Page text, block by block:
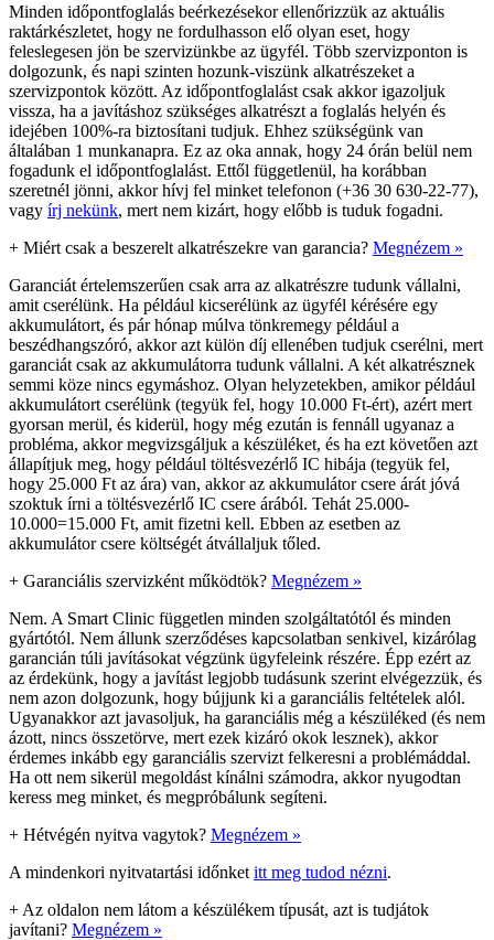
Minden időpontfoglalás beérkezésekor ellenőrizzük az aktuális
raktárkészletet, hogy ne fordulhasson elő olyan eset, hogy
feleslegesen jön be szervizünkbe az ügyfél. Több szervizponton is
dolgozunk, és napi szinten hozunk-viszünk alkatrészeket a
szervizpontok között. Az időpontfoglalást csak akkor igazoljuk
vissza, ha a javításhoz szükséges alkatrészt a foglalás helyén és
idejében 100%-ra biztosítani tudjuk. Ehhez szükségünk van
általában 1 munkanapra. Ez az oka annak, hogy 24 órán belül nem
fogadunk el időpontfoglalást. Ettől függetlenül, ha korábban
szeretnél jönni, akkor hívj fel minket telefonon (+36 30 630-22-77),
vagy írj nekünk, mert nem kizárt, hogy előbb is tuduk fogadni.
+ Miért csak a beszerelt alkatrészekre van garancia? Megnézem »
Garanciát értelemszerűen csak arra az alkatrészre tudunk vállalni,
amit cserélünk. Ha például kicserélünk az ügyfél kérésére egy
akkumulátort, és pár hónap múlva tönkremegy például a
beszédhangszóró, akkor azt külön díj ellenében tudjuk cserélni, mert
garanciát csak az akkumulátorra tudunk vállalni. A két alkatrésznek
semmi köze nincs egymáshoz. Olyan helyzetekben, amikor például
akkumulátort cserélünk (tegyük fel, hogy 10.000 Ft-ért), azért mert
gyorsan merül, és kiderül, hogy még ezután is fennáll ugyanaz a
probléma, akkor megvizsgáljuk a készüléket, és ha ezt követően azt
állapítjuk meg, hogy például töltésvezérlő IC hibája (tegyük fel,
hogy 25.000 Ft az ára) van, akkor az akkumulátor csere árát jóvá
szoktuk írni a töltésvezérlő IC csere árából. Tehát 25.000-
10.000=15.000 Ft, amit fizetni kell. Ebben az esetben az
akkumulátor csere költségét átvállaljuk tőled.
+ Garanciális szervizként működtök? Megnézem »
Nem. A Smart Clinic független minden szolgáltatótól és minden
gyártótól. Nem állunk szerződéses kapcsolatban senkivel, kizárólag
garancián túli javításokat végzünk ügyfeleink részére. Épp ezért az
az érdekünk, hogy a javítást legjobb tudásunk szerint elvégezzük, és
nem azon dolgozunk, hogy bújjunk ki a garanciális feltételek alól.
Ugyanakkor azt javasoljuk, ha garanciális még a készüléked (és nem
ázott, nincs összetörve, mert ezek kizáró okok lesznek), akkor
érdemes inkább egy garanciális szervizt felkeresni a problémáddal.
Ha ott nem sikerül megoldást kínálni számodra, akkor nyugodtan
keress meg minket, és megpróbálunk segíteni.
+ Hétvégén nyitva vagytok? Megnézem »
A mindenkori nyitvatartási időnket itt meg tudod nézni.
+ Az oldalon nem látom a készülékem típusát, azt is tudjátok
javítani? Megnézem »